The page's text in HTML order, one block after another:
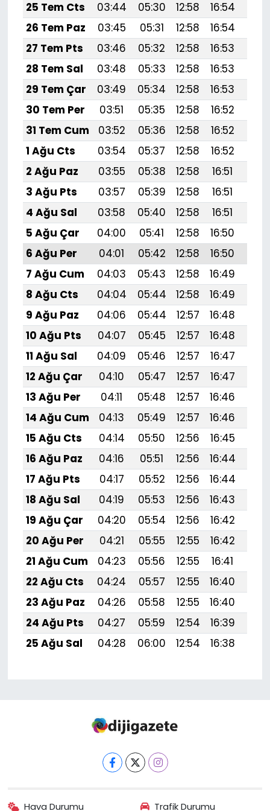
25 Tem Cts
03:44 05:30 12:58 16:54
26 Tem Paz
03:45 05:31 12:58 16:54
27 Tem Pts
03:46 05:32 12:58 16:53
28 Tem Sal
03:48 05:33 12:58 16:53
29 Tem Çar
03:49 05:34 12:58 16:53
30 Tem Per
03:51 05:35 12:58 16:52
31 Tem Cum
03:52 05:36 12:58 16:52
1 Ağu Cts
03:54 05:37 12:58 16:52
2 Ağu Paz
03:55 05:38 12:58 16:51
3 Ağu Pts
03:57 05:39 12:58 16:51
4 Ağu Sal
03:58 05:40 12:58 16:51
5 Ağu Çar
04:00 05:41 12:58 16:50
6 Ağu Per
04:01 05:42 12:58 16:50
7 Ağu Cum
04:03 05:43 12:58 16:49
8 Ağu Cts
04:04 05:44 12:58 16:49
9 Ağu Paz
04:06 05:44 12:57 16:48
10 Ağu Pts
04:07 05:45 12:57 16:48
11 Ağu Sal
04:09 05:46 12:57 16:47
12 Ağu Çar
04:10 05:47 12:57 16:47
13 Ağu Per
04:11 05:48 12:57 16:46
14 Ağu Cum
04:13 05:49 12:57 16:46
15 Ağu Cts
04:14 05:50 12:56 16:45
16 Ağu Paz
04:16 05:51 12:56 16:44
17 Ağu Pts
04:17 05:52 12:56 16:44
18 Ağu Sal
04:19 05:53 12:56 16:43
19 Ağu Çar
04:20 05:54 12:56 16:42
20 Ağu Per
04:21 05:55 12:55 16:42
21 Ağu Cum
04:23 05:56 12:55 16:41
22 Ağu Cts
04:24 05:57 12:55 16:40
23 Ağu Paz
04:26 05:58 12:55 16:40
24 Ağu Pts
04:27 05:59 12:54 16:39
25 Ağu Sal
04:28 06:00 12:54 16:38
Hava Durumu Trafik Durumu